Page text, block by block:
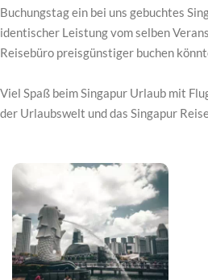
Buchungstag ein bei uns gebuchtes
identischer Leistung vom selben
Reisebüro preisgünstiger buchen
Viel Spaß beim Singapur Urlaub mit
der Urlaubswelt und das Singapur